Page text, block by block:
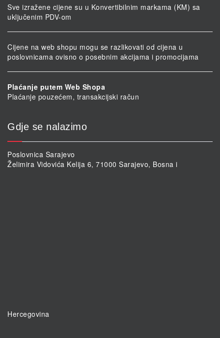
Sve izražene cijene su u Konvertibilnim markama (KM) sa
uključenim PDV-om
Cijene na web shopu mogu se razlikovati od cijena u
poslovnicama ovisno o posebnim akcijama i promocijama
Plaćanje putem Web Shopa
Plaćanje pouzećem, transakcijski račun
Gdje se nalazimo
Poslovnica Sarajevo
Želimira Vidovića Kelija 6, 71000 Sarajevo, Bosna i
Hercegovina